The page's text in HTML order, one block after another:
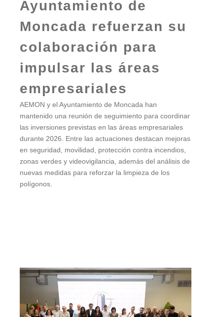
Ayuntamiento de
Moncada refuerzan su
colaboración para
impulsar las áreas
empresariales
AEMON y el Ayuntamiento de Moncada han
mantenido una reunión de seguimiento para coordinar
las inversiones previstas en las áreas empresariales
durante 2026. Entre las actuaciones destacan mejoras
en seguridad, movilidad, protección contra incendios,
zonas verdes y videovigilancia, además del análisis de
nuevas medidas para reforzar la limpieza de los
polígonos.